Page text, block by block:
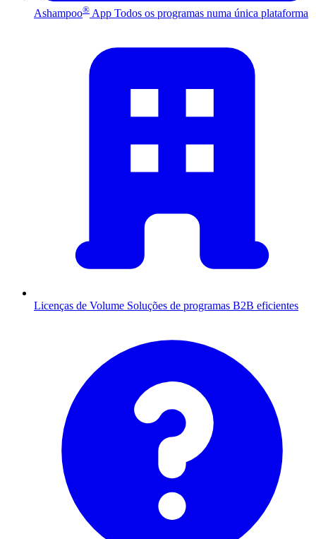
Ashampoo® App Todos os programas numa única plataforma
Licenças de Volume Soluções de programas B2B eficientes